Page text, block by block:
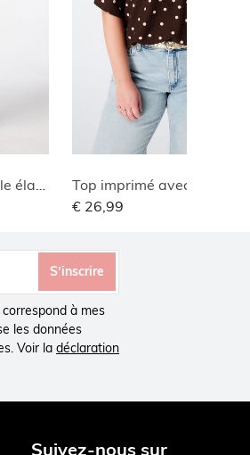
Top imprimé avec col en V
€ 26,99
S’inscrire
à mes
les données
Voir la déclaration
Suivez-nous sur